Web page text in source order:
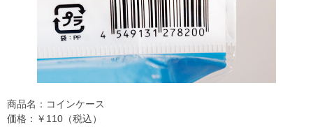
商品名：コインケース
価格：￥110（税込）